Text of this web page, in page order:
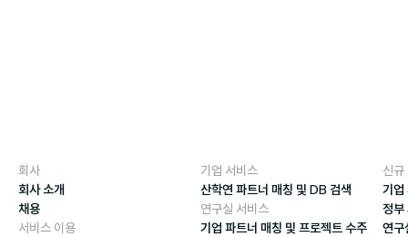
회사
회사 소개
채용
서비스 이용
기업 서비스
산학연 파트너 매칭 및 DB 검색
연구실 서비스
기업 파트너 매칭 및 프로젝트 수주
신규
기업
정부
연구